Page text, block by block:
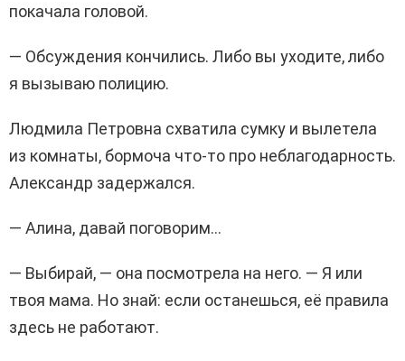
покачала головой.
— Обсуждения кончились. Либо вы уходите, либо
я вызываю полицию.
Людмила Петровна схватила сумку и вылетела
из комнаты, бормоча что-то про неблагодарность.
Александр задержался.
— Алина, давай поговорим…
— Выбирай, — она посмотрела на него. — Я или
твоя мама. Но знай: если останешься, её правила
здесь не работают.